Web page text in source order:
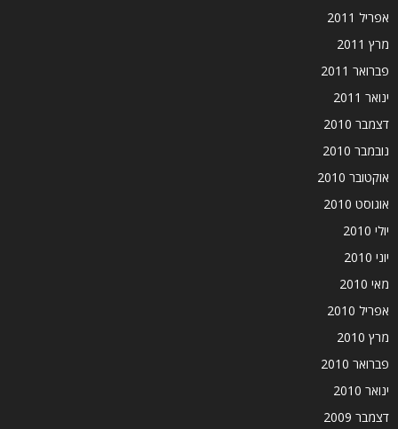
אפריל 2011
מרץ 2011
פברואר 2011
ינואר 2011
דצמבר 2010
נובמבר 2010
אוקטובר 2010
אוגוסט 2010
יולי 2010
יוני 2010
מאי 2010
אפריל 2010
מרץ 2010
פברואר 2010
ינואר 2010
דצמבר 2009